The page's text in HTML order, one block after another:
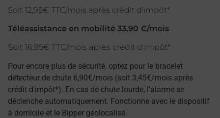
Soit 12,95€ TTC/mois après crédit d'impôt*
Téléassistance en mobilité 33,90 €/mois
Soit 16,95€ TTC/mois après crédit d'impôt*
Pour encore plus de sécurité, optez pour le bracelet
détecteur de chute 6,90€/mois (soit 3,45€/mois après
crédit d'impôt*). En cas de chute lourde, l'alarme se
déclenche automatiquement. Fonctionne avec le dispositif
à domicile et le Bipper géolocalisé.